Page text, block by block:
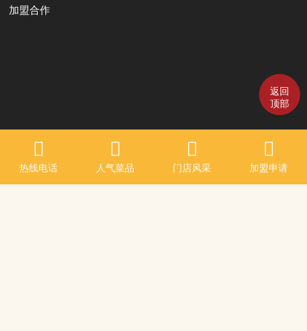
加盟合作
热线电话 人气菜品 门店风采 加盟申请
热线电话 人气菜品 门店风采 加盟申请
返回
顶部